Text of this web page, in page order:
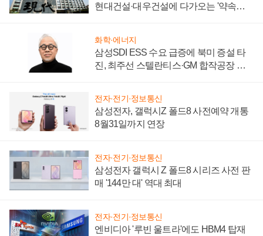
현대건설·대우건설에 다가오는 '약속의
화학·에너지
삼성SDI ESS 수요 급증에 북미 증설 타
진, 최주선 스텔란티스·GM 합작공장 건
전자·전기·정보통신
삼성전자, 갤럭시Z 폴드8 사전예약 개통
8월31일까지 연장
전자·전기·정보통신
삼성전자 갤럭시 Z 폴드8 시리즈 사전 판
매 '144만 대' 역대 최대
전자·전기·정보통신
엔비디아 '루빈 울트라'에도 HBM4 탑재